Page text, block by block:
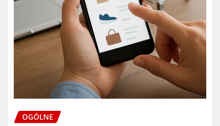
OGÓLNE